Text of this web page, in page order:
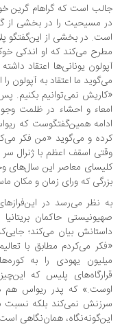
است که گراهام گرین خواسته
مسیحیت را در بخشی از
در بخشی از این‌گفتگو پلار نظر
می‌کند که او اندکی
یونانی‌ها اعتقاد داشته
ما اعتقاد به آپولون را از
نمی‌توانیم بکنیم. پس از
همین‌گفتگوست که ریواس نگاه
و می‌گوید «من فکر می‌کنم گاه
اسقف اعظم با ژنرال سر میز
معاصر این سال‌های
که ورای زمان و مکان ماست
نظر می‌رسد در این‌فرازهای
حاکمان بریتانیا و
بیان می‌کند؛ جایی‌که
می‌کردم مطابق با تعالیم
یهودی را به کوره‌های
پلیس که این‌چیزها
که پدر ریواس هم در
نمی‌کند بلکه نسبت به او
همان‌نگاهی است